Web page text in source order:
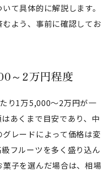
て具体的に解説します。
よう、事前に確認してお
～2万円程度
り1万5,000～2万円が一
あくまで目安であり、中
レードによって価格は変
フルーツを多く盛り込ん
子を選んだ場合は、相場